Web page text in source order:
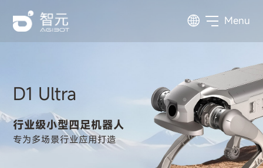
Menu
D1 Ultra
行业级小型四足机器人
专为多场景行业应用打造